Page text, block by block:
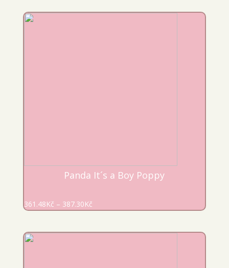
Panda It´s a Boy Poppy
361.48Kč – 387.30Kč